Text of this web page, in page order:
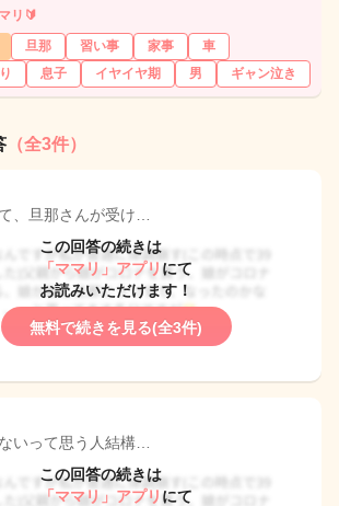
リ🔰
旦那 習い事 家事
車
息子 イヤイヤ期 男 ギャン泣き
（全3件）
、旦那さんが受け…
この回答の続きは
「ママリ」アプリ にて
お読みいただけます！
無料で続きを見る(全3件)
いって思う人結構…
この回答の続きは
「ママリ」アプリ にて